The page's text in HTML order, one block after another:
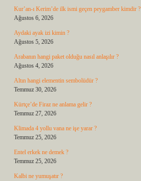
Kur’an-ı Kerim’de ilk ismi geçen peygamber kimdir ?
Ağustos 6, 2026
Aydaki ayak izi kimin ?
Ağustos 5, 2026
Arabanın hangi paket olduğu nasıl anlaşılır ?
Ağustos 4, 2026
Altın hangi elementin sembolüdür ?
Temmuz 30, 2026
Kürtçe’de Firaz ne anlama gelir ?
Temmuz 27, 2026
Klimada 4 yollu vana ne işe yarar ?
Temmuz 25, 2026
Entel erkek ne demek ?
Temmuz 25, 2026
Kalbi ne yumuşatır ?